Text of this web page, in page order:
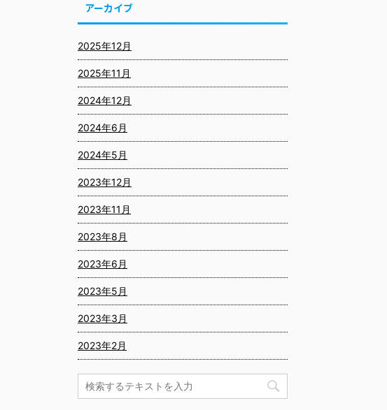
アーカイブ
2025年12月
2025年11月
2024年12月
2024年6月
2024年5月
2023年12月
2023年11月
2023年8月
2023年6月
2023年5月
2023年3月
2023年2月